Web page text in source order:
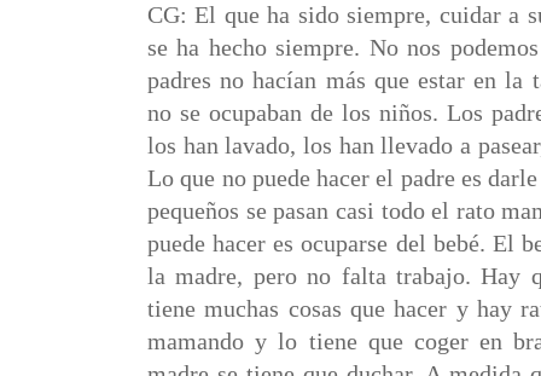
CG: El que ha sido siempre, cuidar a
se ha hecho siempre. No nos
padres no hacían más que estar en la
no se ocupaban de los niños. Los
los han lavado, los han llevado a
Lo que no puede hacer el padre es
pequeños se pasan casi todo el rato
puede hacer es ocuparse del bebé. El
la madre, pero no falta trabajo. Hay
tiene muchas cosas que hacer y hay
mamando y lo tiene que coger en